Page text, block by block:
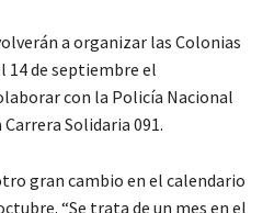
a organizar las Colonias
14 de septiembre el
con la Policía Nacional
Solidaria 091.
gran cambio en el calendario
“Se trata de un mes en el